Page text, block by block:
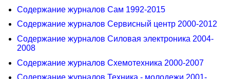
Содержание журналов Сам 1992-2015
Содержание журналов Сервисный центр 2000-2012
Содержание журналов Силовая электроника 2004-
2008
Содержание журналов Схемотехника 2000-2007
Содержание журналов Техника - молодежи 2001-